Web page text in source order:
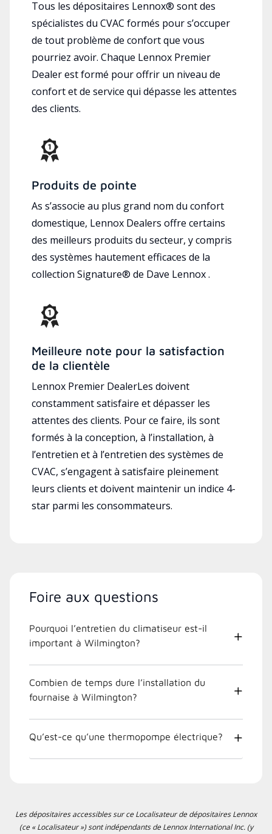
Tous les dépositaires Lennox® sont des
spécialistes du CVAC formés pour s’occuper
de tout problème de confort que vous
pourriez avoir. Chaque Lennox Premier
Dealer est formé pour offrir un niveau de
confort et de service qui dépasse les attentes
des clients.
Produits de pointe
As s’associe au plus grand nom du confort
domestique, Lennox Dealers offre certains
des meilleurs produits du secteur, y compris
des systèmes hautement efficaces de la
collection Signature® de Dave Lennox .
Meilleure note pour la satisfaction
de la clientèle
Lennox Premier DealerLes doivent
constamment satisfaire et dépasser les
attentes des clients. Pour ce faire, ils sont
formés à la conception, à l’installation, à
l’entretien et à l’entretien des systèmes de
CVAC, s’engagent à satisfaire pleinement
leurs clients et doivent maintenir un indice 4-
star parmi les consommateurs.
Foire aux questions
Pourquoi l’entretien du climatiseur est-il
important à Wilmington?
Combien de temps dure l’installation du
fournaise à Wilmington?
Qu’est-ce qu’une thermopompe électrique?
Les dépositaires accessibles sur ce Localisateur de dépositaires Lennox
(ce « Localisateur ») sont indépendants de Lennox International Inc. (y